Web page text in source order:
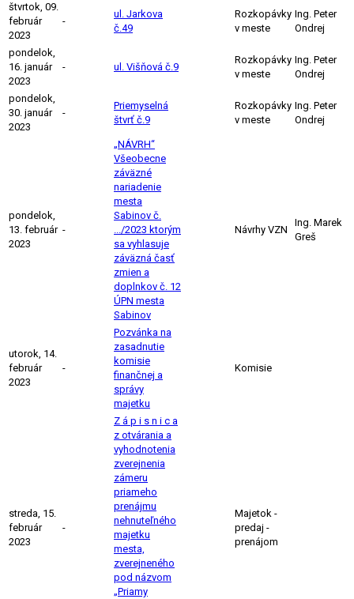
štvrtok, 09.
február
2023
-
ul. Jarkova
č.49
Rozkopávky
v meste
Ing. Peter
Ondrej
pondelok,
16. január
2023
- ul. Višňová č.9
Rozkopávky
v meste
Ing. Peter
Ondrej
pondelok,
30. január
2023
-
Priemyselná
štvrť č.9
Rozkopávky
v meste
Ing. Peter
Ondrej
pondelok,
13. február
2023
-
„NÁVRH“
Všeobecne
záväzné
nariadenie
mesta
Sabinov č.
.../2023 ktorým
sa vyhlasuje
záväzná časť
zmien a
doplnkov č. 12
ÚPN mesta
Sabinov
Návrhy VZN
Ing. Marek
Greš
utorok, 14.
február
2023
-
Pozvánka na
zasadnutie
komisie
finančnej a
správy
majetku
Komisie
streda, 15.
február
2023
-
Z á p i s n i c a
z otvárania a
vyhodnotenia
zverejnenia
zámeru
priameho
prenájmu
nehnuteľného
majetku
mesta,
zverejneného
pod názvom
„Priamy
Majetok -
predaj -
prenájom